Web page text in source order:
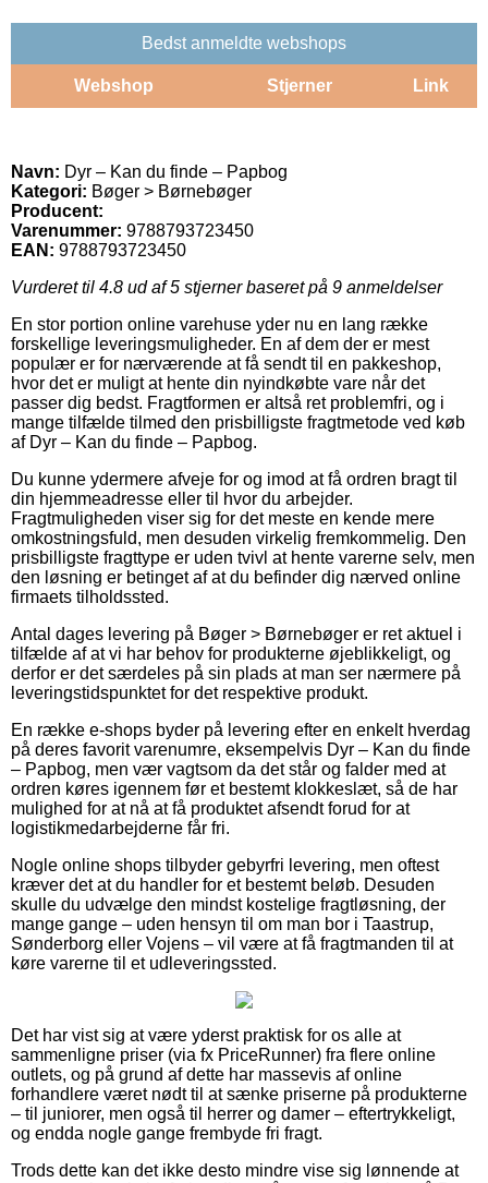
Bedst anmeldte webshops
Webshop Stjerner Link
Navn: Dyr – Kan du finde – Papbog
Kategori: Bøger > Børnebøger
Producent:
Varenummer: 9788793723450
EAN: 9788793723450
Vurderet til 4.8 ud af 5 stjerner baseret på 9 anmeldelser
En stor portion online varehuse yder nu en lang række
forskellige leveringsmuligheder. En af dem der er mest
populær er for nærværende at få sendt til en pakkeshop,
hvor det er muligt at hente din nyindkøbte vare når det
passer dig bedst. Fragtformen er altså ret problemfri, og i
mange tilfælde tilmed den prisbilligste fragtmetode ved køb
af Dyr – Kan du finde – Papbog.
Du kunne ydermere afveje for og imod at få ordren bragt til
din hjemmeadresse eller til hvor du arbejder.
Fragtmuligheden viser sig for det meste en kende mere
omkostningsfuld, men desuden virkelig fremkommelig. Den
prisbilligste fragttype er uden tvivl at hente varerne selv, men
den løsning er betinget af at du befinder dig nærved online
firmaets tilholdssted.
Antal dages levering på Bøger > Børnebøger er ret aktuel i
tilfælde af at vi har behov for produkterne øjeblikkeligt, og
derfor er det særdeles på sin plads at man ser nærmere på
leveringstidspunktet for det respektive produkt.
En række e-shops byder på levering efter en enkelt hverdag
på deres favorit varenumre, eksempelvis Dyr – Kan du finde
– Papbog, men vær vagtsom da det står og falder med at
ordren køres igennem før et bestemt klokkeslæt, så de har
mulighed for at nå at få produktet afsendt forud for at
logistikmedarbejderne får fri.
Nogle online shops tilbyder gebyrfri levering, men oftest
kræver det at du handler for et bestemt beløb. Desuden
skulle du udvælge den mindst kostelige fragtløsning, der
mange gange – uden hensyn til om man bor i Taastrup,
Sønderborg eller Vojens – vil være at få fragtmanden til at
køre varerne til et udleveringssted.
Det har vist sig at være yderst praktisk for os alle at
sammenligne priser (via fx PriceRunner) fra flere online
outlets, og på grund af dette har massevis af online
forhandlere været nødt til at sænke priserne på produkterne
– til juniorer, men også til herrer og damer – eftertrykkeligt,
og endda nogle gange frembyde fri fragt.
Trods dette kan det ikke desto mindre vise sig lønnende at